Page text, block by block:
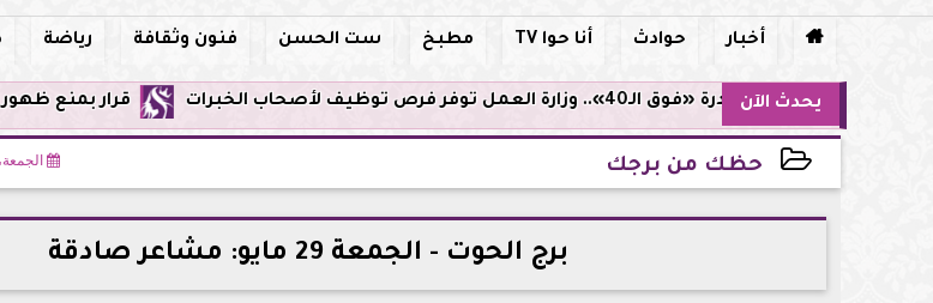
 أخبار حوادث أنا حوا TV مطبخ ست الحسن فنون وثقافة رياضة
يحدث الآن قرار بمنع ظهور باربرا مبادرة «فوق الـ40».. وزارة العمل توفر فرص توظيف لأصحاب الخبرات
حظك من برجك الجمعة، 29 مايو 2026
2026-05-29 23:34:49
برج الحوت - الجمعة 29 مايو: مشاعر صادقة